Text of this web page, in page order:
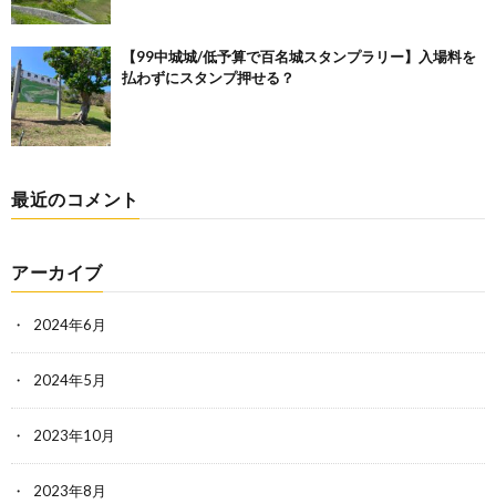
【99中城城/低予算で百名城スタンプラリー】入場料を
払わずにスタンプ押せる？
最近のコメント
アーカイブ
2024年6月
2024年5月
2023年10月
2023年8月